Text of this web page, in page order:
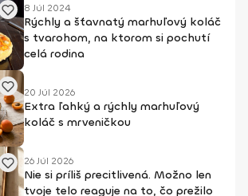
8 Júl 2024
Rýchly a šťavnatý marhuľový koláč
s tvarohom, na ktorom si pochutí
celá rodina
20 Júl 2026
Extra ľahký a rýchly marhuľový
koláč s mrveničkou
26 Júl 2026
Nie si príliš precitlivená. Možno len
tvoje telo reaguje na to, čo prežilo